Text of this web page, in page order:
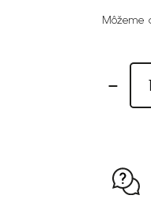
Môžeme